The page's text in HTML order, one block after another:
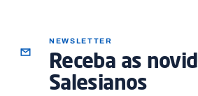
NEWSLETTER
Receba as
Salesianos